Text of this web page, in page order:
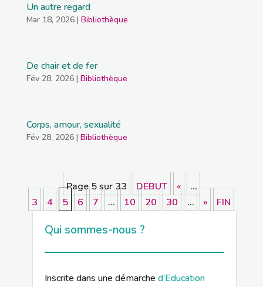
Un autre regard
Mar 18, 2026| Bibliothèque
De chair et de fer
Fév 28, 2026| Bibliothèque
Corps, amour, sexualité
Fév 28, 2026| Bibliothèque
Page 5 sur 33 DEBUT «
…
3
4 5 6 7 … 10 20 30 … » FIN
Qui sommes-nous ?
Inscrite dans une démarche d’Education